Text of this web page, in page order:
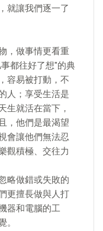
就讓我們逐一了
，做事情更看重
都往好了想"的典
容易被打動，不
人；享受生活是
生就活在當下，
，他們是最渴望
會讓他們無法忍
觀積極、交往力
略做錯或失敗的
更擅長做與人打
器和電腦的工
。